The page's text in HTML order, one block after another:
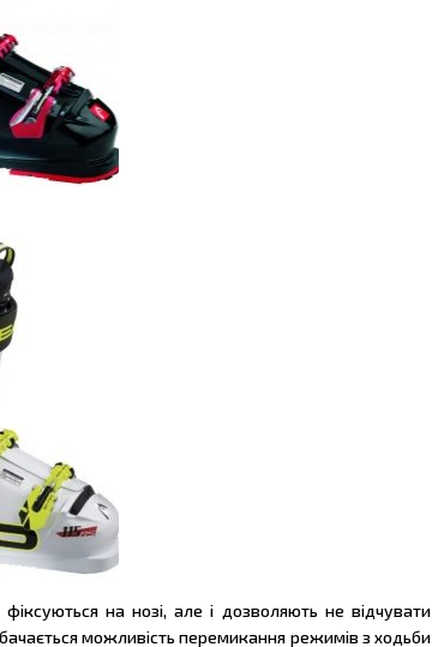
на нозі, але і дозволяють не відчувати
можливість перемикання режимів з ходьби